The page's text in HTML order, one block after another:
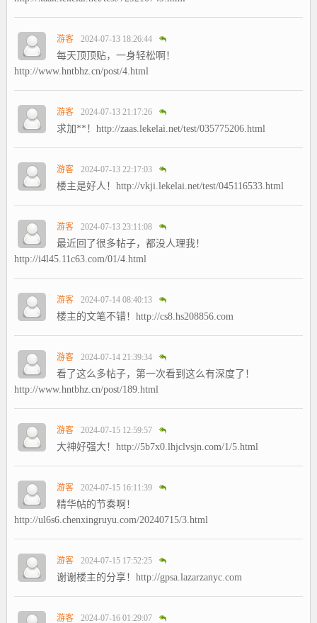
游客 2024-07-13 18:26:44
每天顶顶贴，一身轻松啊！
http://www.hntbhz.cn/post/4.html
游客 2024-07-13 21:17:26
求加**！http://zaas.lekelai.net/test/035775206.html
游客 2024-07-13 22:17:03
楼主是好人！http://vkji.lekelai.net/test/045116533.html
游客 2024-07-13 23:11:08
最近回了很多帖子，都没人理我！
http://i4l45.11c63.com/01/4.html
游客 2024-07-14 08:40:13
楼主的文笔不错！http://cs8.hs208856.com
游客 2024-07-14 21:39:34
看了这么多帖子，第一次看到这么有深度了！
http://www.hntbhz.cn/post/189.html
游客 2024-07-15 12:59:57
大神好强大！http://5b7x0.lhjclvsjn.com/1/5.html
游客 2024-07-15 16:11:39
精华帖的节奏啊！
http://ul6s6.chenxingruyu.com/20240715/3.html
游客 2024-07-15 17:52:25
谢谢楼主的分享！http://gpsa.lazarzanyc.com
游客 2024-07-16 01:29:07